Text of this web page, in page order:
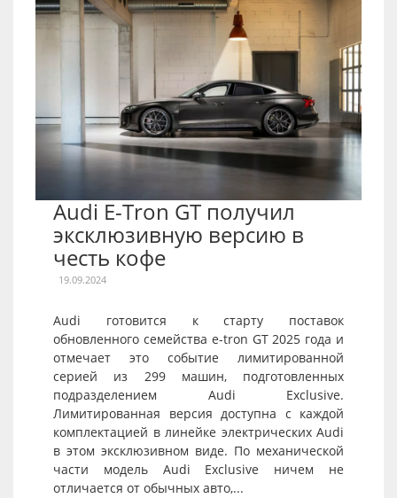
Audi E-Tron GT получил
эксклюзивную версию в
честь кофе
19.09.2024
Audi готовится к старту поставок
обновленного семейства e-tron GT 2025 года и
отмечает это событие лимитированной
серией из 299 машин, подготовленных
подразделением Audi Exclusive.
Лимитированная версия доступна с каждой
комплектацией в линейке электрических Audi
в этом эксклюзивном виде. По механической
части модель Audi Exclusive ничем не
отличается от обычных авто,...